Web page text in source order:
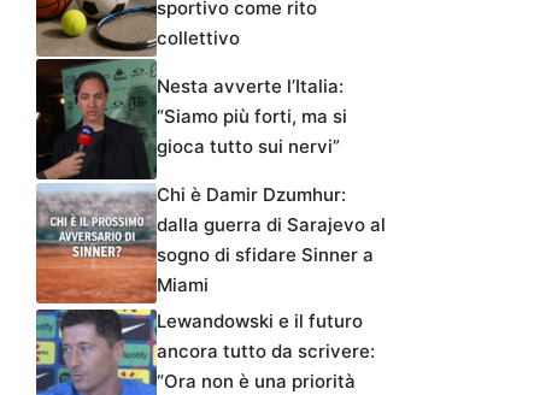
sportivo come rito
collettivo
Nesta avverte l’Italia:
“Siamo più forti, ma si
gioca tutto sui nervi”
Chi è Damir Dzumhur:
dalla guerra di Sarajevo al
sogno di sfidare Sinner a
Miami
Lewandowski e il futuro
ancora tutto da scrivere:
“Ora non è una priorità